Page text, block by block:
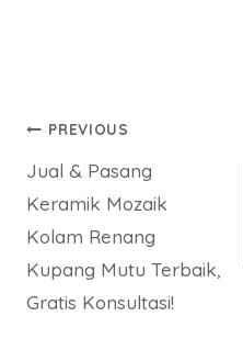
Post
navigation
PREVIOUS
Jual & Pasang
Keramik Mozaik
Kolam Renang
Kupang Mutu Terbaik,
Gratis Konsultasi!